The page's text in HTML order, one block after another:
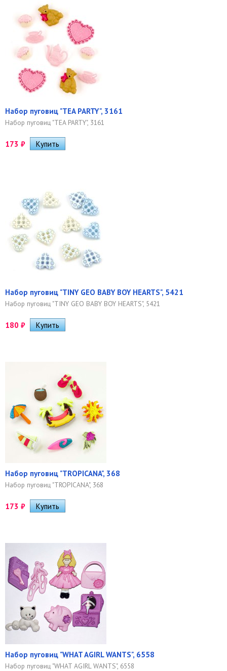
Набор пуговиц "TEA PARTY", 3161
Набор пуговиц "TEA PARTY", 3161
173 ₽
Набор пуговиц "TINY GEO BABY BOY HEARTS", 5421
Набор пуговиц "TINY GEO BABY BOY HEARTS", 5421
180 ₽
Набор пуговиц "TROPICANA", 368
Набор пуговиц "TROPICANA", 368
173 ₽
Набор пуговиц "WHAT AGIRL WANTS", 6558
Набор пуговиц "WHAT AGIRL WANTS", 6558